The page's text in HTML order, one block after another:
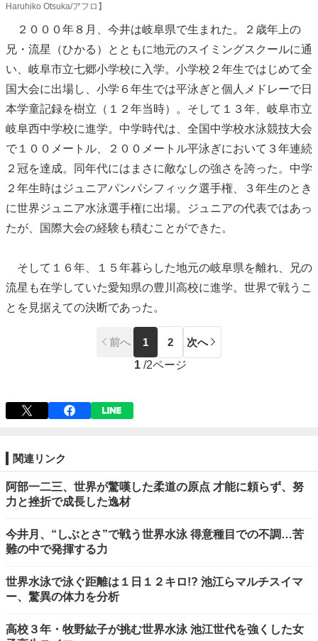
Haruhiko Otsuka/アフロ】
２０００年８月、今井は岐阜県で生まれた。２歳年上の
兄・流星（ひかる）とともに地元のスイミングスクールに通
い、岐阜市立七郷小学校に入学。小学校２年生ではじめて全
国大会に出場し、小学６年生では平泳ぎと個人メドレーで日
本学童記録を樹立（１２年当時）。そして１３年、岐阜市立
岐阜西中学校に進学。中学時代は、全国中学校水泳競技大会
で１００メートル、２００メートル平泳ぎにおいて３年連続
２冠を達成。同年代にはまさに敵なしの強さを誇った。中学
２年生時はジュニアパンパシフィック選手権、３年生のとき
に世界ジュニア水泳選手権に出場。ジュニアの代表ではあっ
たが、国際大会の経験も積むことができた。
そして１６年、１５年暮らした地元の岐阜県を離れ、兄の
流星も在学していた愛知県の豊川高校に進学。世界で戦うこ
とを見据えての決断であった。
前へ 1 2
次へ
1 /2ページ
関連リンク
阿部一二三、世界が驚嘆した柔道の原点 才能に頼らず、努
力と挫折で成長した逸材
今井月、“しぶとさ”で戦う世界水泳 得意種目での不調…苦
難の中で発揮する力
世界水泳で泳ぐ距離は１日１２キロ!? 池江らマルチスイマ
ー、驚異の体力を分析
高校３年・牧野紘子が挑む世界水泳 池江世代を強くした女